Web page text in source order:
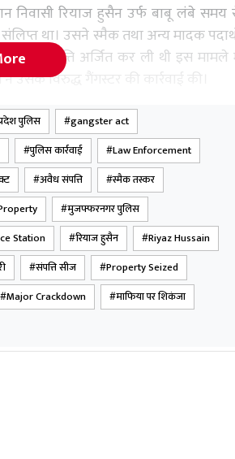
निवासी रियाज हुसैन उर्फ बाबू लंबे समय
था। उसने स्मैक तथा अन्य मादक
की संपत्ति अर्जित कर ली थी इस मामले
विरुद्ध गैंगस्टर की कार्रवाई की।
पुलिस
gangster act
पुलिस कार्रवाई
Law Enforcement
अवैध संपत्ति
स्मैक तस्कर
मुजफ्फरनगर पुलिस
Station रियाज हुसैन
Riyaz Hussain
संपत्ति सीज
Property Seized
Major Crackdown
माफिया पर शिकंजा